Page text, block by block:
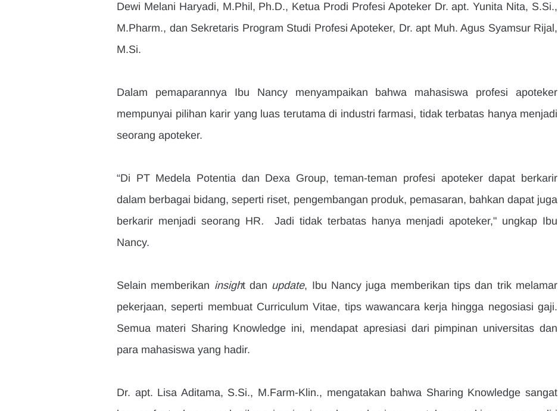
Dewi Melani Haryadi, M.Phil, Ph.D., Ketua Prodi Profesi Apoteker Dr. apt. Yunita Nita, S.Si.,
M.Pharm., dan Sekretaris Program Studi Profesi Apoteker, Dr. apt Muh. Agus Syamsur Rijal,
M.Si.
Dalam pemaparannya Ibu Nancy menyampaikan bahwa mahasiswa profesi apoteker
mempunyai pilihan karir yang luas terutama di industri farmasi, tidak terbatas hanya menjadi
seorang apoteker.
“Di PT Medela Potentia dan Dexa Group, teman-teman profesi apoteker dapat berkarir
dalam berbagai bidang, seperti riset, pengembangan produk, pemasaran, bahkan dapat juga
berkarir menjadi seorang HR.
Jadi tidak terbatas hanya menjadi apoteker," ungkap Ibu
Nancy.
Selain memberikan insight dan update, Ibu Nancy juga memberikan tips dan trik melamar
pekerjaan, seperti membuat Curriculum Vitae, tips wawancara kerja hingga negosiasi gaji.
Semua materi Sharing Knowledge ini, mendapat apresiasi dari pimpinan universitas dan
para mahasiswa yang hadir.
Dr. apt. Lisa Aditama, S.Si., M.Farm-Klin., mengatakan bahwa Sharing Knowledge sangat